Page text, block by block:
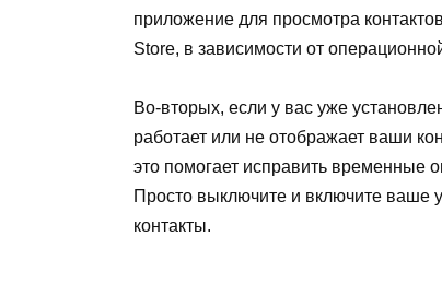
приложение для просмотра
Store, в зависимости от
Во-вторых, если у вас уже
работает или не отображает ваши
это помогает исправить временные
Просто выключите и включите ваше
контакты.